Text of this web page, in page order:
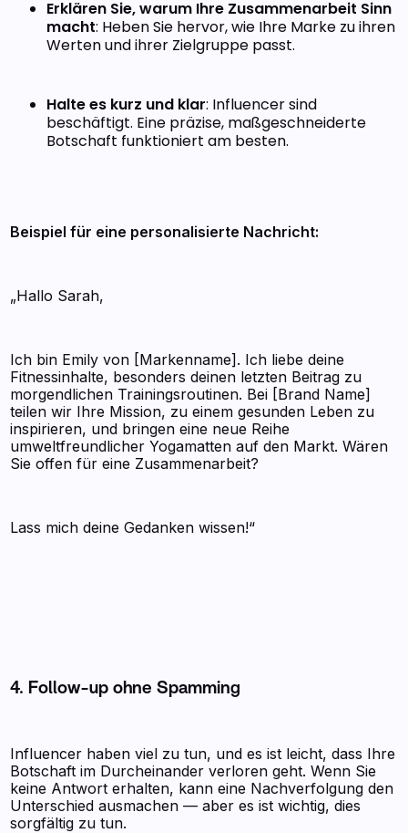
Erklären Sie, warum Ihre Zusammenarbeit Sinn
macht: Heben Sie hervor, wie Ihre Marke zu ihren
Werten und ihrer Zielgruppe passt.
Halte es kurz und klar: Influencer sind
beschäftigt. Eine präzise, maßgeschneiderte
Botschaft funktioniert am besten.
Beispiel für eine personalisierte Nachricht:
„Hallo Sarah,
Ich bin Emily von [Markenname]. Ich liebe deine
Fitnessinhalte, besonders deinen letzten Beitrag zu
morgendlichen Trainingsroutinen. Bei [Brand Name]
teilen wir Ihre Mission, zu einem gesunden Leben zu
inspirieren, und bringen eine neue Reihe
umweltfreundlicher Yogamatten auf den Markt. Wären
Sie offen für eine Zusammenarbeit?
Lass mich deine Gedanken wissen!“
4. Follow-up ohne Spamming
Influencer haben viel zu tun, und es ist leicht, dass Ihre
Botschaft im Durcheinander verloren geht. Wenn Sie
keine Antwort erhalten, kann eine Nachverfolgung den
Unterschied ausmachen — aber es ist wichtig, dies
sorgfältig zu tun.